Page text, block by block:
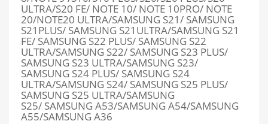
ULTRA/S20 FE/ NOTE 10/ NOTE 10PRO/ NOTE
20/NOTE20 ULTRA/SAMSUNG S21/ SAMSUNG
S21PLUS/ SAMSUNG S21ULTRA/SAMSUNG S21
FE/ SAMSUNG S22 PLUS/ SAMSUNG S22
ULTRA/SAMSUNG S22/ SAMSUNG S23 PLUS/
SAMSUNG S23 ULTRA/SAMSUNG S23/
SAMSUNG S24 PLUS/ SAMSUNG S24
ULTRA/SAMSUNG S24/ SAMSUNG S25 PLUS/
SAMSUNG S25 ULTRA/SAMSUNG
S25/ SAMSUNG A53/SAMSUNG A54/SAMSUNG
A55/SAMSUNG A36